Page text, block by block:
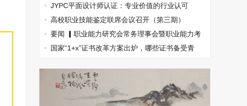
JYPC平面设计师认证：专业价值的行业认可
高校职业技能鉴定联席会议召开（第三期）
要闻 ▎职业能力研究会常务理事会暨职业能力考
试指南丛书主编会(图文)
国家“1+x”证书改革方案出炉，哪些证书备受青